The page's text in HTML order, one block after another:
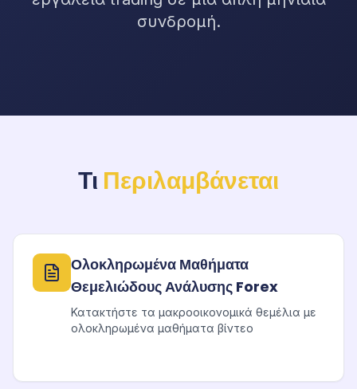
συνδρομή.
Τι Περιλαμβάνεται
Ολοκληρωμένα Μαθήματα
Θεμελιώδους Ανάλυσης Forex
Κατακτήστε τα μακροοικονομικά θεμέλια με
ολοκληρωμένα μαθήματα βίντεο